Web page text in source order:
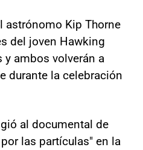
astrónomo Kip Thorne
del joven Hawking
ambos volverán a
durante la celebración
al documental de
las partículas" en la